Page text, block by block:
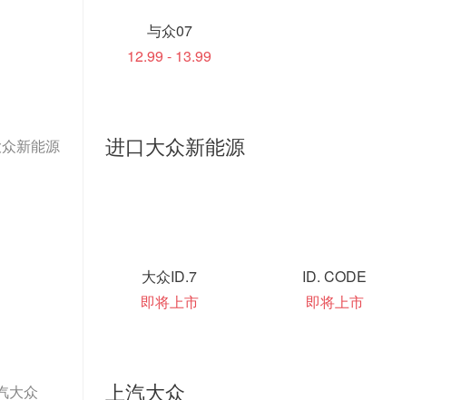
与众07
12.99 - 13.99
新能源 进口大众新能源
大众ID.7
即将上市
ID. CODE
即将上市
大众 上汽大众